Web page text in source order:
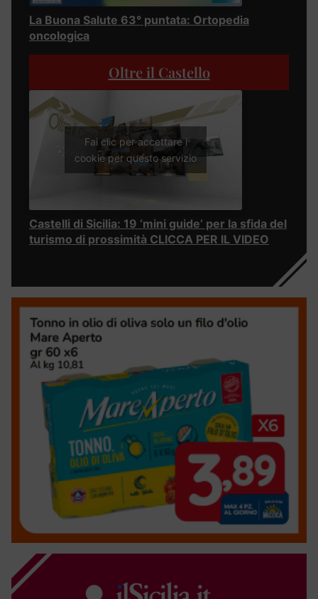
La Buona Salute 63° puntata: Ortopedia
oncologica
Oltre il Castello
Fai clic per accettare i
cookie per questo servizio
Castelli di Sicilia: 19 ‘mini guide’ per la sfida del
turismo di prossimità CLICCA PER IL VIDEO